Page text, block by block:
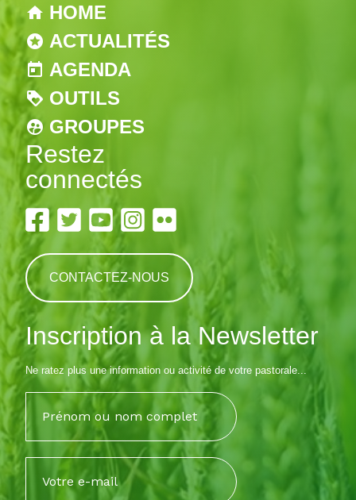
HOME
ACTUALITÉS
AGENDA
OUTILS
GROUPES
Restez
connectés
CONTACTEZ-NOUS
Inscription à la Newsletter
Ne ratez plus une information ou activité de votre pastorale...